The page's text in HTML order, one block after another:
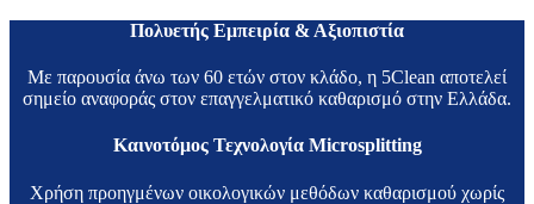
Πολυετής Εμπειρία & Αξιοπιστία
Με παρουσία άνω των 60 ετών στον κλάδο, η 5Clean αποτελεί
σημείο αναφοράς στον επαγγελματικό καθαρισμό στην Ελλάδα.
Καινοτόμος Τεχνολογία Microsplitting
Χρήση προηγμένων οικολογικών μεθόδων καθαρισμού χωρίς